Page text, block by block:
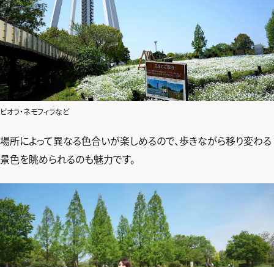
ビオラ・ネモフィラなど
場所によって異なる色合いが楽しめるので、歩きながら移り変わる
景色を眺められるのも魅力です。